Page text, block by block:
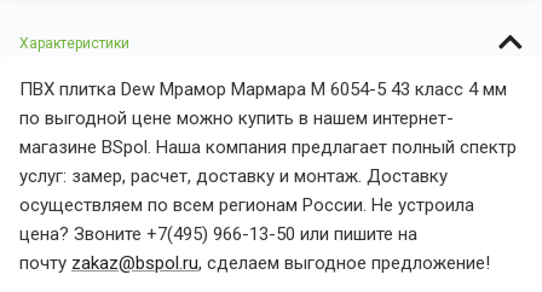
Характеристики
ПВХ плитка Dew Мрамор Мармара М 6054-5 43 класс 4 мм
по выгодной цене можно купить в нашем интернет-
магазине BSpol. Наша компания предлагает полный спектр
услуг: замер, расчет, доставку и монтаж. Доставку
осуществляем по всем регионам России. Не устроила
цена? Звоните +7(495) 966-13-50 или пишите на
почту zakaz@bspol.ru, сделаем выгодное предложение!